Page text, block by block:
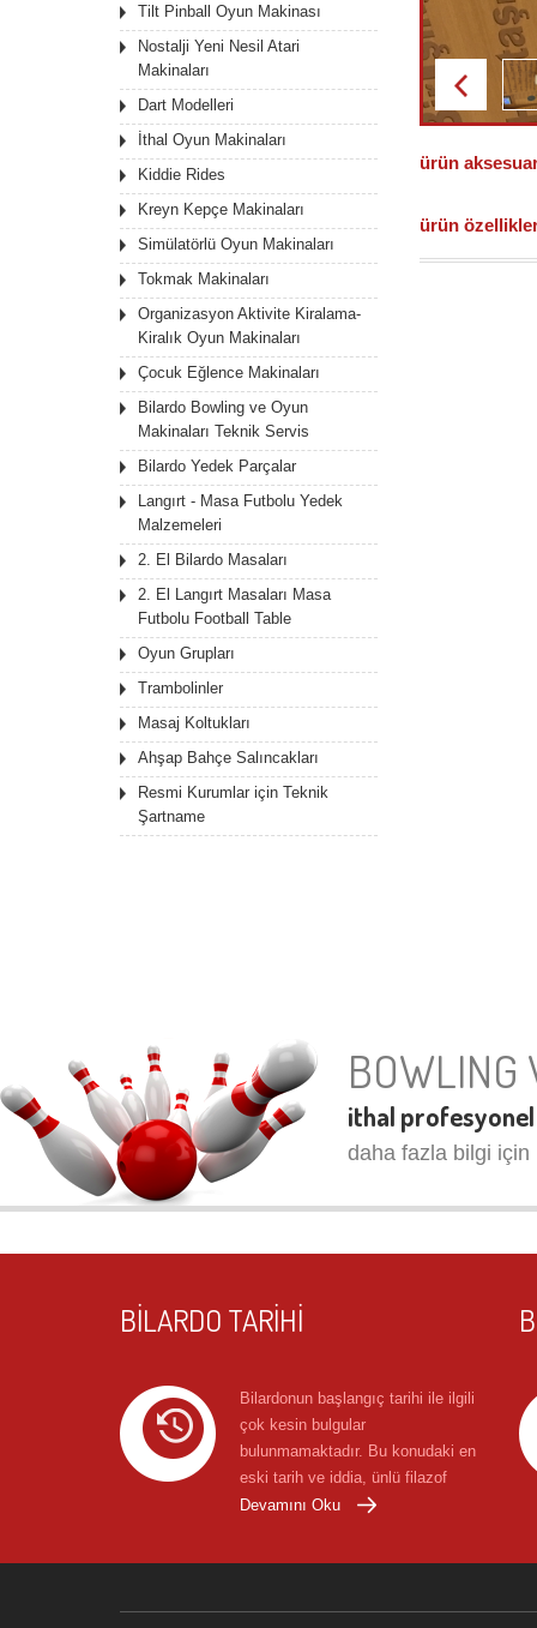
Tilt Pinball Oyun Makinası
Nostalji Yeni Nesil Atari
Makinaları
Dart Modelleri
İthal Oyun Makinaları
Kiddie Rides
Kreyn Kepçe Makinaları
Simülatörlü Oyun Makinaları
Tokmak Makinaları
Organizasyon Aktivite Kiralama-
Kiralık Oyun Makinaları
Çocuk Eğlence Makinaları
Bilardo Bowling ve Oyun
Makinaları Teknik Servis
Bilardo Yedek Parçalar
Langırt - Masa Futbolu Yedek
Malzemeleri
2. El Bilardo Masaları
2. El Langırt Masaları Masa
Futbolu Football Table
Oyun Grupları
Trambolinler
Masaj Koltukları
Ahşap Bahçe Salıncakları
Resmi Kurumlar için Teknik
Şartname
ürün
ürün
BOWLING
ithal
daha fazla bilgi için
BILARDO TARIHI
Bilardonun başlangıç tarihi ile ilgili
çok kesin bulgular
bulunmamaktadır. Bu konudaki en
eski tarih ve iddia, ünlü filazof
Anacharsis'in M.Ö. 400'de ...
Devamını Oku